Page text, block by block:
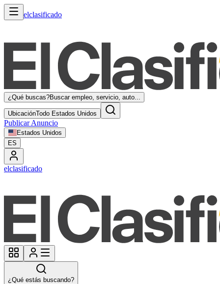
elclasificado
¿Qué buscas?Buscar empleo, servicio, auto...
UbicaciónTodo Estados Unidos
Publicar Anuncio
Estados Unidos
ES
elclasificado
¿Qué estás buscando?